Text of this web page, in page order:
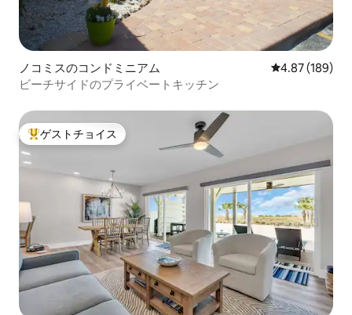
ノコミスのコンドミニアム レビュー189
4.87 (189)
ビーチサイドのプライベートキッチン
大好評のゲストチョイスです。
ゲストチョイス